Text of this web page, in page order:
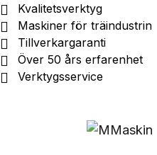
Kvalitetsverktyg
Maskiner för träindustrin
Tillverkargaranti
Över 50 års erfarenhet
Verktygsservice